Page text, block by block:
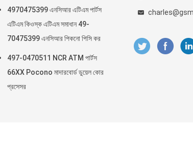
4970475399 এনসিআর এটিএম পার্টস
এটিএম কিওস্ক এটিএম সমাধান 49-
70475399 এনসিআর পিকনো পিসি কর
497-0470511 NCR ATM পার্টস
66XX Pocono মাদারবোর্ড ডুয়েল কোর
প্রসেসর